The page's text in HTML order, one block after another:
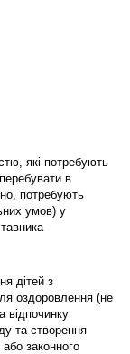
які потребують
в
потребують
умов) у
дітей з
оздоровлення (не
відпочинку
та створення
законного